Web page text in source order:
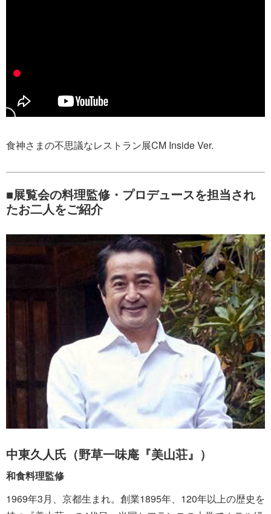
食神さまの不思議なレストラン展CM Inside Ver.
■展覧会の料理監修・プロデュースを担当され
たお二人をご紹介
中東久人氏（野草一味庵『美山荘』）
和食料理監修
1969年3月、京都生まれ。創業1895年、120年以上の歴史を